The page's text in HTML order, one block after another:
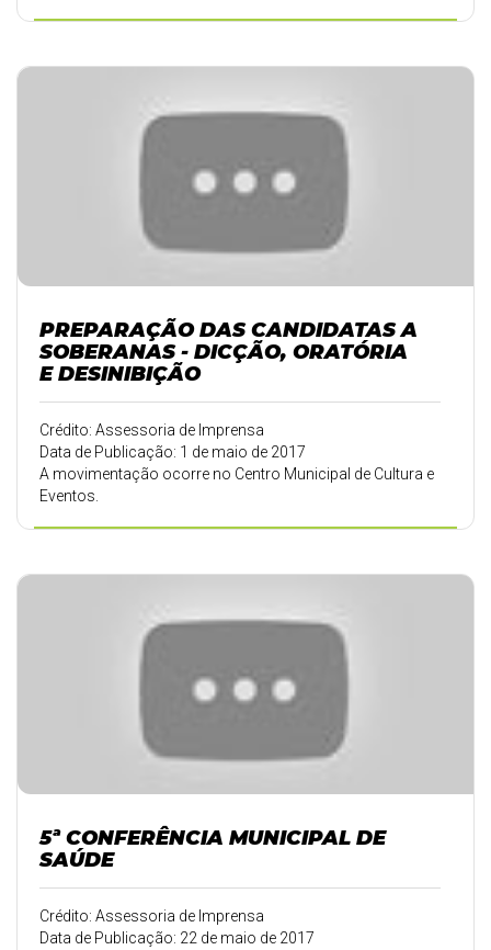
PREPARAÇÃO DAS CANDIDATAS A
SOBERANAS - DICÇÃO, ORATÓRIA
E DESINIBIÇÃO
Crédito: Assessoria de Imprensa
Data de Publicação: 1 de maio de 2017
A movimentação ocorre no Centro Municipal de Cultura e
Eventos.
5ª CONFERÊNCIA MUNICIPAL DE
SAÚDE
Crédito: Assessoria de Imprensa
Data de Publicação: 22 de maio de 2017